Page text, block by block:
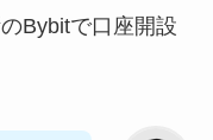
Bybitで口座開設